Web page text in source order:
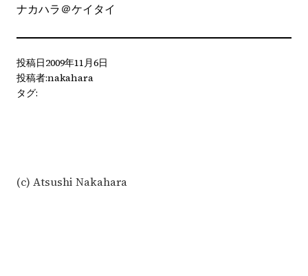
ナカハラ＠ケイタイ
投稿日2009年11月6日
投稿者:nakahara
タグ:
(c) Atsushi Nakahara